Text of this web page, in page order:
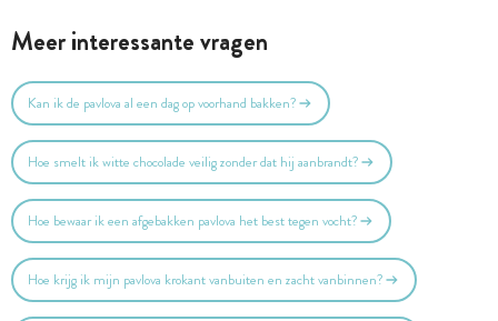
Meer interessante vragen
Kan ik de pavlova al een dag op voorhand bakken?
Hoe smelt ik witte chocolade veilig zonder dat hij aanbrandt?
Hoe bewaar ik een afgebakken pavlova het best tegen vocht?
Hoe krijg ik mijn pavlova krokant vanbuiten en zacht vanbinnen?